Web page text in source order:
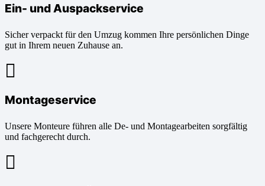
Ein- und Auspackservice
Sicher verpackt für den Umzug kommen Ihre persönlichen Dinge
gut in Ihrem neuen Zuhause an.
Montageservice
Unsere Monteure führen alle De- und Montagearbeiten sorgfältig
und fachgerecht durch.